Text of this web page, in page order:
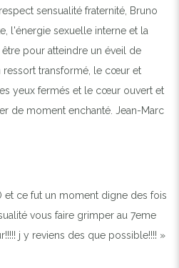
sensualité fraternité, Bruno
l'énergie sexuelle interne et la
pour atteindre un éveil de
ressort transformé, le cœur et
yeux fermés et le cœur ouvert et
de moment enchanté. Jean-Marc
et ce fut un moment digne des fois
vous faire grimper au 7eme
j y reviens des que possible!!!! »